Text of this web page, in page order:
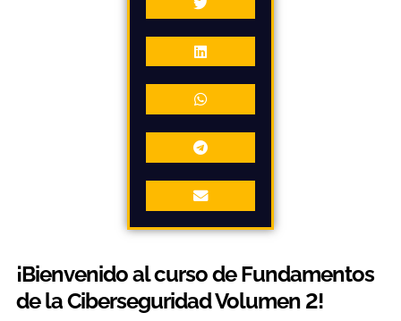
¡Bienvenido al curso de Fundamentos
de la Ciberseguridad Volumen 2!